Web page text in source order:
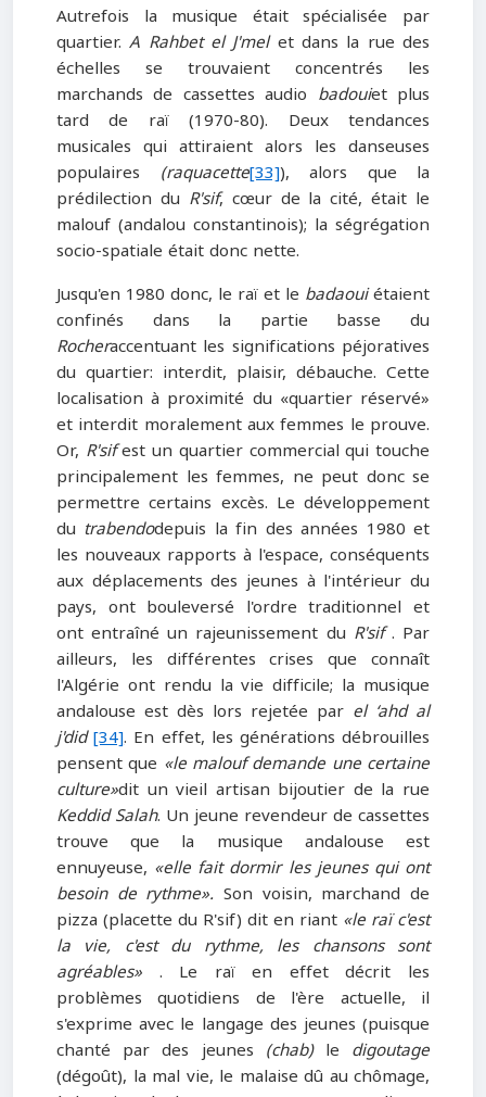
Autrefois la musique était spécialisée par
quartier.A Rahbet el J'mel et dans la rue des
échelles se trouvaient concentrés les
marchands de cassettes audio badouiet plus
tard de raï (1970-80). Deux tendances
musicales qui attiraient alors les danseuses
populaires (raquacette[33]), alors que la
prédilection du R'sif, cœur de la cité, était le
malouf (andalou constantinois); la ségrégation
socio-spatiale était donc nette.
Jusqu'en 1980 donc, le raï et le badaouiétaient
confinés dans la partie basse du
Rocheraccentuant les significations péjoratives
du quartier: interdit, plaisir, débauche. Cette
localisation à proximité du «quartier réservé»
et interdit moralement aux femmes le prouve.
Or, R'sifest un quartier commercial qui touche
principalement les femmes, ne peut donc se
permettre certains excès. Le développement
du trabendodepuis la fin des années 1980 et
les nouveaux rapports à l'espace, conséquents
aux déplacements des jeunes à l'intérieur du
pays, ont bouleversé l'ordre traditionnel et
ont entraîné un rajeunissement du R'sif. Par
ailleurs, les différentes crises que connaît
l'Algérie ont rendu la vie difficile; la musique
andalouse est dès lors rejetée par el ‘ahd al
j'did[34]. En effet, les générations débrouilles
pensent que «le malouf demande une certaine
culture»dit un vieil artisan bijoutier de la rue
Keddid Salah. Un jeune revendeur de cassettes
trouve que la musique andalouse est
ennuyeuse, «elle fait dormir les jeunes qui ont
besoin de rythme». Son voisin, marchand de
pizza (placette du R'sif) dit en riant «le raï c'est
la vie, c'est du rythme, les chansons sont
agréables» . Le raï en effet décrit les
problèmes quotidiens de l'ère actuelle, il
s'exprime avec le langage des jeunes (puisque
chanté par des jeunes (chab) le digoutage
(dégoût), la mal vie, le malaise dû au chômage,